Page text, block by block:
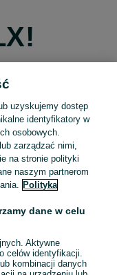
Apple
Google
uzyskujemy dostęp
identyfikatory w
osobowych.
zarządzać nimi,
na stronie polityki
naszym partnerom
Polityka
dane w celu
Aktywne
celów identyfikacji.
kombinacji danych